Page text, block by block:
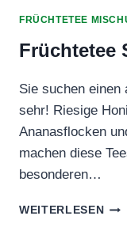
FRÜCHTETEE
Früchtetee
Sie suchen einen
sehr! Riesige
Ananasflocken
machen diese
besonderen…
WEITERLESEN